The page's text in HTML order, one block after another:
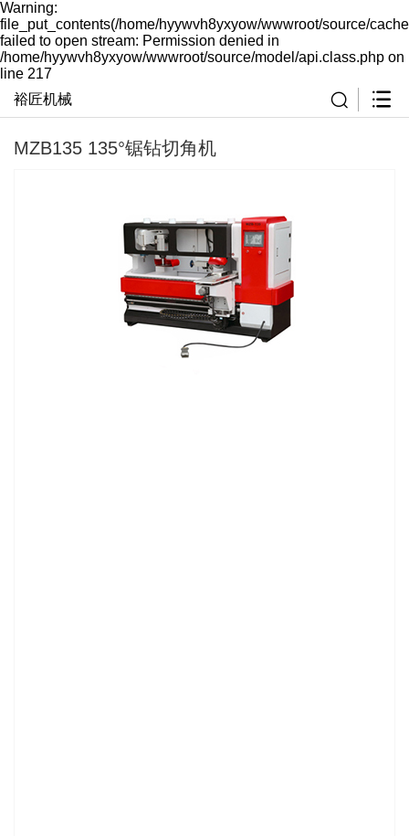
Warning:
file_put_contents(/home/hyywvh8yxyow/wwwroot/source/
failed to open stream: Permission denied in
/home/hyywvh8yxyow/wwwroot/source/model/api.class.php on
line 217
裕匠机械
MZB135 135°锯钻切角机